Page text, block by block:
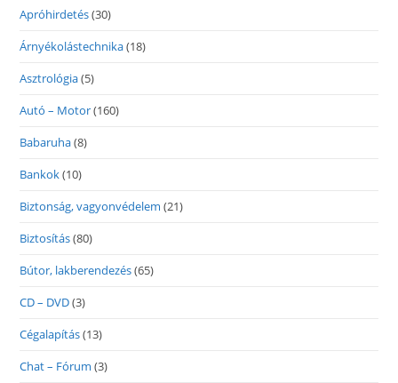
Apróhirdetés(30)
Árnyékolástechnika(18)
Asztrológia(5)
Autó – Motor(160)
Babaruha(8)
Bankok(10)
Biztonság, vagyonvédelem (21)
Biztosítás(80)
Bútor, lakberendezés(65)
CD – DVD(3)
Cégalapítás(13)
Chat – Fórum (3)